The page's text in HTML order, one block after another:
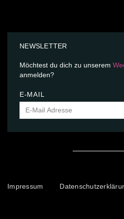
NEWSLETTER
Möchtest du dich zu unserem
anmelden?
E-MAIL
Impressum